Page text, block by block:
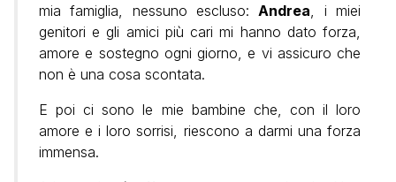
mia famiglia, nessuno escluso: Andrea , i miei
genitori e gli amici più cari mi hanno dato forza,
amore e sostegno ogni giorno, e vi assicuro che
non è una cosa scontata.
E poi ci sono le mie bambine che, con il loro
amore e i loro sorrisi, riescono a darmi una forza
immensa.